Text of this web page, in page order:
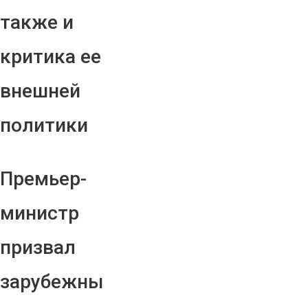
также и
критика ее
внешней
политики
Премьер-
министр
призвал
зарубежны